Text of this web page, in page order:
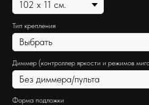
Тип крепления
Диммер (контроллер яркости и режимов
Форма подложки